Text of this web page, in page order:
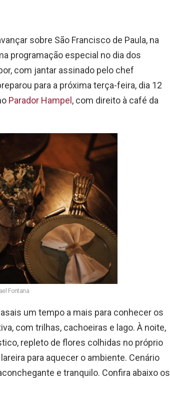
sobre São Francisco de Paula, na
programação especial no dia dos
com jantar assinado pelo chef
para a próxima terça-feira, dia 12
Parador Hampel , com direito à café da
Fontana
um tempo a mais para conhecer os
com trilhas, cachoeiras e lago. À noite,
repleto de flores colhidas no próprio
para aquecer o ambiente. Cenário
e tranquilo. Confira abaixo os